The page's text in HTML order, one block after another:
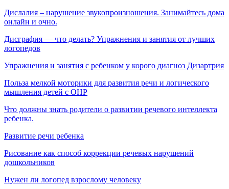
Дислалия – нарушение звукопроизношения. Занимайтесь дома
онлайн и очно.
Дисграфия — что делать? Упражнения и занятия от лучших
логопедов
Упражнения и занятия с ребенком у корого диагноз Дизартрия
Польза мелкой моторики для развития речи и логического
мышления детей с ОНР
Что должны знать родители о развитии речевого интеллекта
ребенка.
Развитие речи ребенка
Рисование как способ коррекции речевых нарушений
дошкольников
Нужен ли логопед взрослому человеку